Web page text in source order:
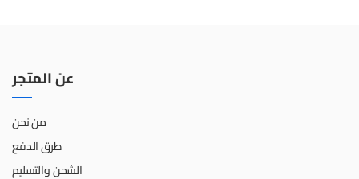
عن المتجر
من نحن
طرق الدفع
الشحن والتسليم